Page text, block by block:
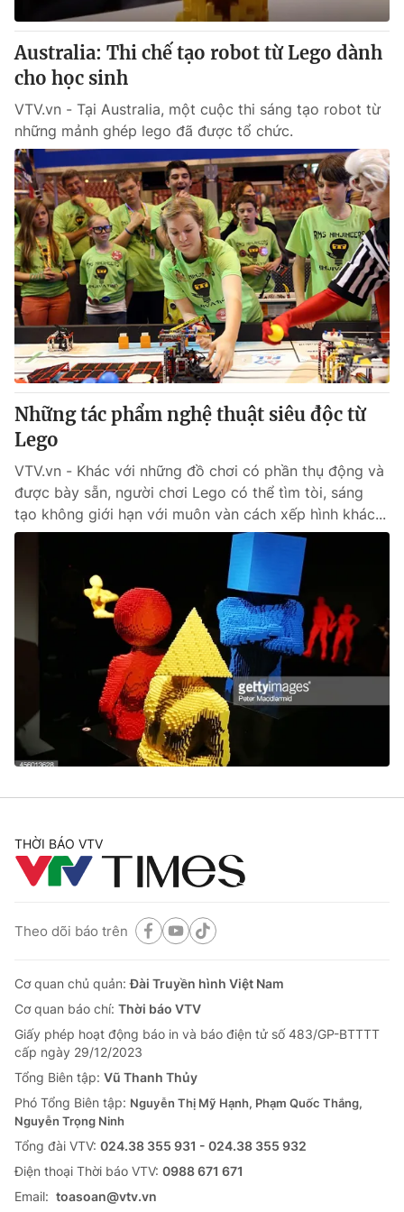
Thị trường 24h Tấm lòng Việt
VTV4 Vươn mình bằng AI
VTV9 VTV8
Liên hệ tòa soạn English
THỜI BÁO VTV
Theo dõi báo trên
Đài Truyền hình Việt Nam
Cơ quan báo chí:Thời báo VTV
Giấy phép hoạt động báo in và báo điện tử số 483/GP-BTTTT
cấp ngày 29/12/2023
Tổng Biên tập:Vũ Thanh Thủy
Phó Tổng Biên tập:Nguyễn Thị Mỹ Hạnh, Phạm Quốc Thắng,
Nguyễn Trọng Ninh
Tổng đài VTV:
024.38 355 931 - 024.38 355 932
Ðiện thoại Thời báo VTV: 024.66 897 897
toasoan@vtv.vn
Liên hệ quảng cáo:024-7300.7108
thông tin từ website này.
Australia: Thi chế tạo robot từ Lego dành
cho học sinh
VTV.vn - Tại Australia, một cuộc thi sáng tạo robot từ
những mảnh ghép lego đã được tổ chức.
Những tác phẩm nghệ thuật siêu độc từ
Lego
VTV.vn - Khác với những đồ chơi có phần thụ động và
được bày sẵn, người chơi Lego có thể tìm tòi, sáng
tạo không giới hạn với muôn vàn cách xếp hình khác...
THỜI BÁO VTV
Theo dõi báo trên
Cơ quan chủ quản:Đài Truyền hình Việt Nam
Cơ quan báo chí: Thời báo VTV
Giấy phép hoạt động báo in và báo điện tử số 483/GP-BTTTT
cấp ngày 29/12/2023
Tổng Biên tập: Vũ Thanh Thủy
Phó Tổng Biên tập: Nguyễn Thị Mỹ Hạnh, Phạm Quốc Thắng,
Nguyễn Trọng Ninh
Tổng đài VTV: 024.38 355 931 - 024.38 355 932
Ðiện thoại Thời báo VTV: 0988 671 671
Email: toasoan@vtv.vn